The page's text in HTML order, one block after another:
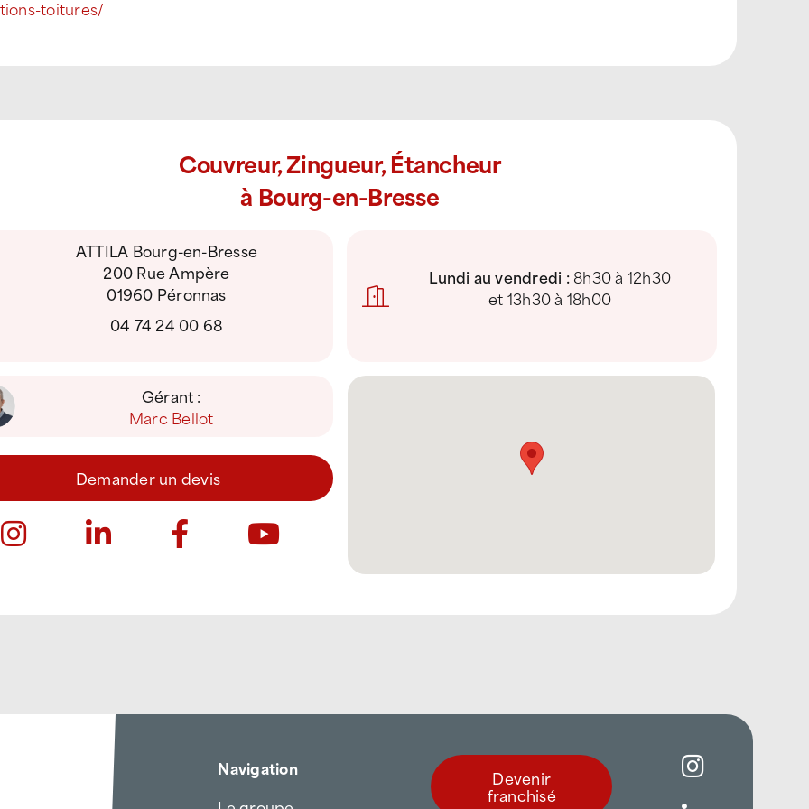
toitures/
Couvreur, Zingueur, Étancheur
à Bourg-en-Bresse
ATTILA Bourg-en-Bresse
200 Rue Ampère
01960 Péronnas
04 74 24 00 68
Lundi au vendredi :8h30 à 12h30
et 13h30 à 18h00
Gérant :
Marc Bellot
Demander un devis
Navigation
Devenir
franchisé